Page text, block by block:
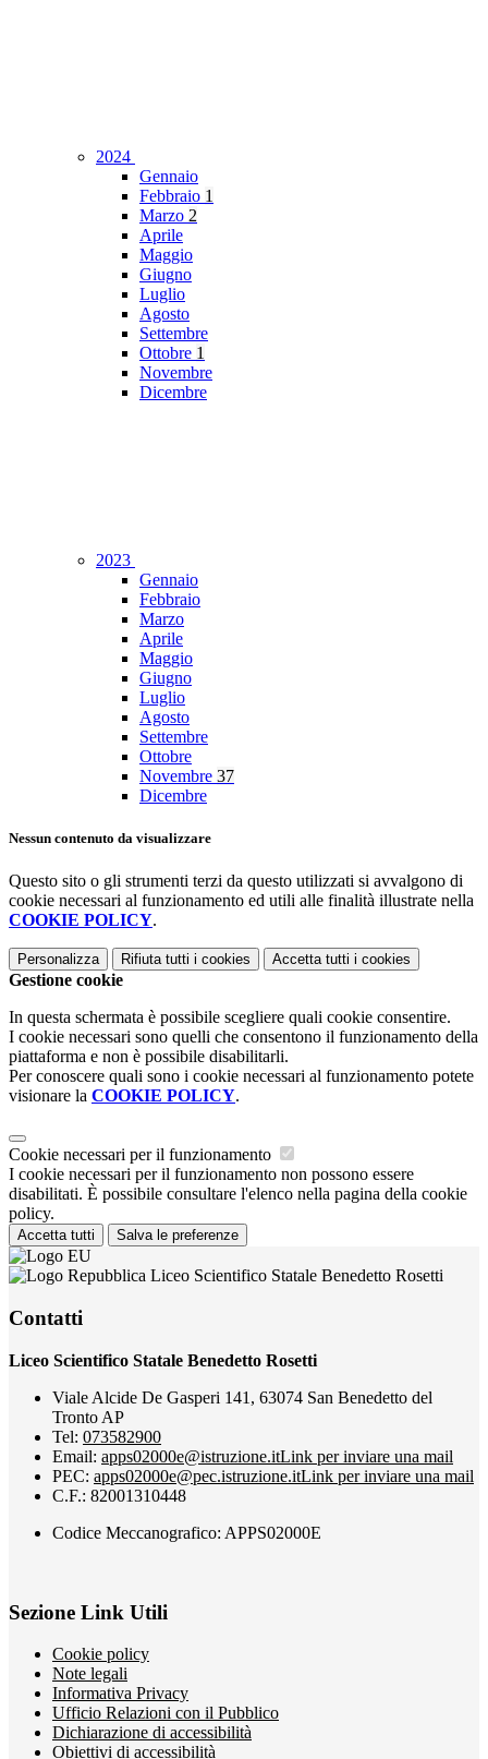
2024
Gennaio
Febbraio 1
Marzo 2
Aprile
Maggio
Giugno
Luglio
Agosto
Settembre
Ottobre 1
Novembre
Dicembre
2023
Gennaio
Febbraio
Marzo
Aprile
Maggio
Giugno
Luglio
Agosto
Settembre
Ottobre
Novembre 37
Dicembre
Nessun contenuto da visualizzare
Questo sito o gli strumenti terzi da questo utilizzati si avvalgono di
cookie necessari al funzionamento ed utili alle finalità illustrate nella
COOKIE POLICY.
Personalizza Rifiuta tutti i cookies Accetta tutti i cookies
Gestione cookie
In questa schermata è possibile scegliere quali cookie consentire.
I cookie necessari sono quelli che consentono il funzionamento della
piattaforma e non è possibile disabilitarli.
Per conoscere quali sono i cookie necessari al funzionamento potete
visionare la COOKIE POLICY.
Cookie necessari per il funzionamento
I cookie necessari per il funzionamento non possono essere
disabilitati. È possibile consultare l'elenco nella pagina della cookie
policy.
Accetta tutti Salva le preferenze
Liceo Scientifico Statale Benedetto Rosetti
Contatti
Liceo Scientifico Statale Benedetto Rosetti
Viale Alcide De Gasperi 141, 63074 San Benedetto del
Tronto AP
Tel: 073582900
Email: apps02000e@istruzione.itLink per inviare una mail
PEC: apps02000e@pec.istruzione.itLink per inviare una mail
C.F.: 82001310448
Codice Meccanografico: APPS02000E
Sezione Link Utili
Cookie policy
Note legali
Informativa Privacy
Ufficio Relazioni con il Pubblico
Dichiarazione di accessibilità
Obiettivi di accessibilità